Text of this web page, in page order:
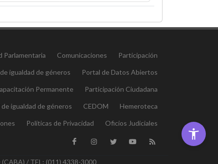
Parlamentaria Comunicaciones Participación
igualdad de géneros Portal de Datos Abiertos
Permanente Participación Ciudadana
de igualdad de géneros CEDOM Hemeroteca
Políticas de Privacidad Oficios Judiciales
/ TEL: (011) 4338-3000